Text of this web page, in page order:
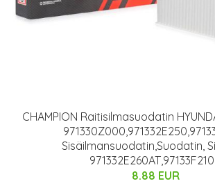
CHAMPION Raitisilmasuodatin
Sisäilmansuodatin,Suodatin,
8.88 EUR